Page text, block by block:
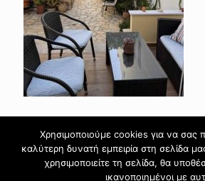
Χρησιμοποιούμε cookies για να σας
καλύτερη δυνατή εμπειρία στη σελίδα
χρησιμοποιείτε τη σελίδα, θα
ικανοποιημένοι με